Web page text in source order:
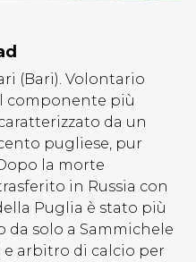
(Bari). Volontario
componente più
da un
pugliese, pur
la morte
in Russia con
Puglia è stato più
da solo a Sammichele
e arbitro di calcio per